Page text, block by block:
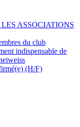
ASSOCIATIONS
du club
indispensable de
(H/F)